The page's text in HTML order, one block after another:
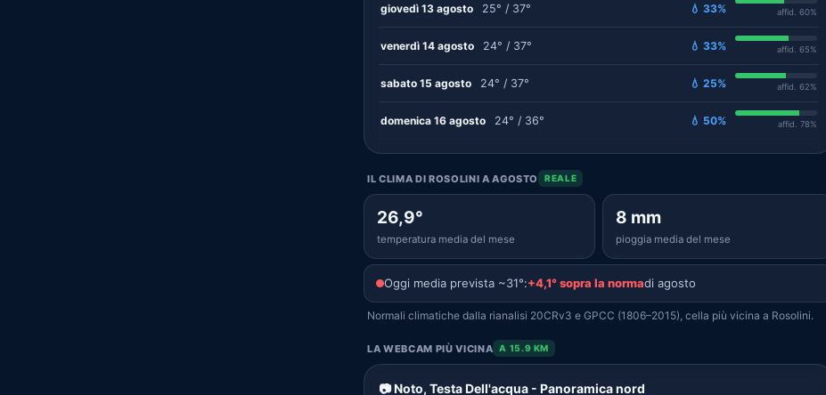
giovedì 13 agosto 25° / 37° 💧 33% affid. 60%
venerdì 14 agosto 24° / 37° 💧 33% affid. 65%
sabato 15 agosto 24° / 37° 💧 25% affid. 62%
domenica 16 agosto 24° / 36° 💧 50% affid. 78%
IL CLIMA DI ROSOLINI A AGOSTO REALE
26,9°
temperatura media del mese
8 mm
pioggia media del mese
Oggi media prevista ~31°:+4,1° sopra la normadi agosto
Normali climatiche dalla rianalisi 20CRv3 e GPCC (1806–2015), cella più vicina a Rosolini.
LA WEBCAM PIÙ VICINA A 15.9 KM
📷 Noto, Testa Dell'acqua - Panoramica nord